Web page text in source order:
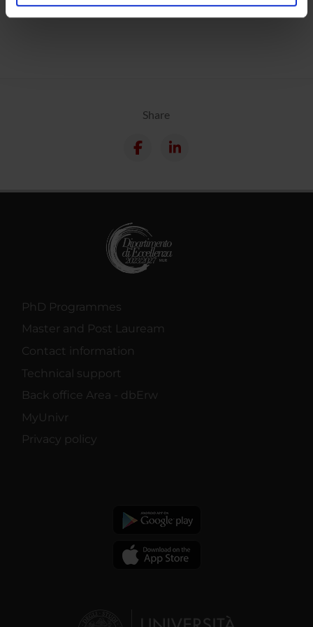
analizzare il nostro traffico. Condividiamo inoltre
Share
PhD Programmes
Master and Post Lauream
Contact information
Technical support
Back office Area - dbErw
MyUnivr
Privacy policy